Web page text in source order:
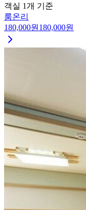
객실 1개 기준
룸온리
180,000원 180,000원